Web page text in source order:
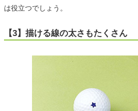
は役立つでしょう。
【3】描ける線の太さもたくさん